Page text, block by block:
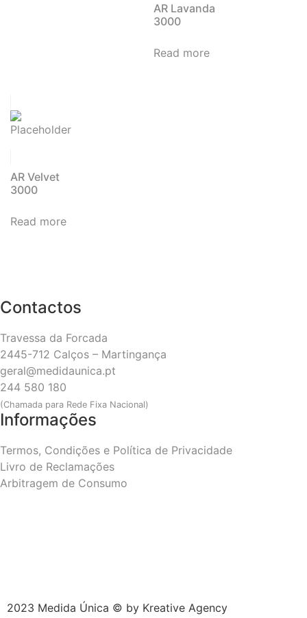
AR Lavanda
3000
Read more
AR Velvet
3000
Read more
Contactos
Travessa da Forcada
2445-712 Calços – Martingança
geral@medidaunica.pt
244 580 180
(Chamada para Rede Fixa Nacional)
Informações
Termos, Condições e Política de Privacidade
Livro de Reclamações
Arbitragem de Consumo
2023 Medida Única © by Kreative Agency